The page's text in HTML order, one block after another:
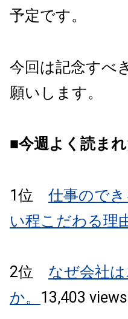
予定です。
今回は記念すべ
願いします。
■今週よく読まれ
1位 仕事ので
い程こだわる理
2位 なぜ会社
か。 13,403 views